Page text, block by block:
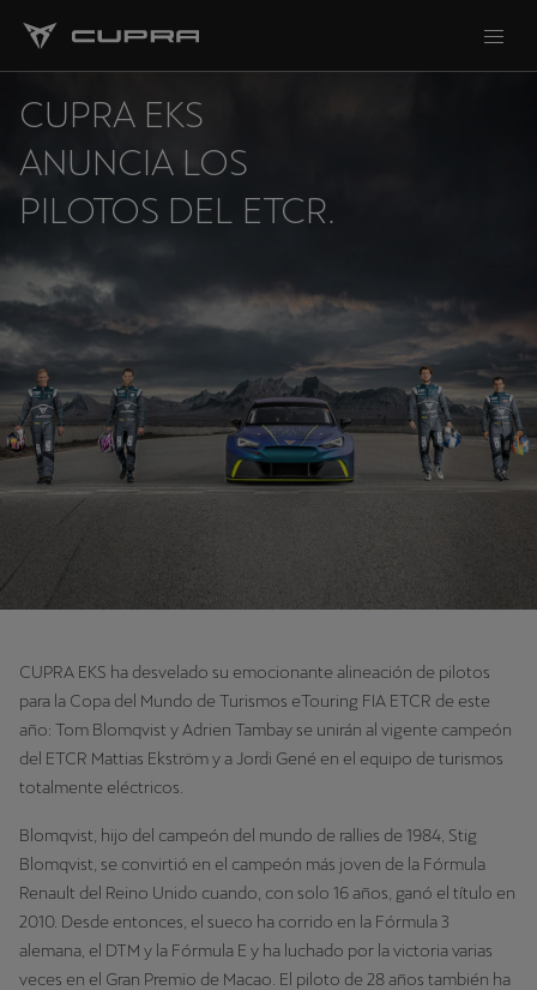
CUPRA EKS
ANUNCIA LOS
PILOTOS DEL ETCR.
CUPRA EKS ha desvelado su emocionante alineación de pilotos
para la Copa del Mundo de Turismos eTouring FIA ETCR de este
año: Tom Blomqvist y Adrien Tambay se unirán al vigente campeón
del ETCR Mattias Ekström y a Jordi Gené en el equipo de turismos
totalmente eléctricos.
Blomqvist, hijo del campeón del mundo de rallies de 1984, Stig
Blomqvist, se convirtió en el campeón más joven de la Fórmula
Renault del Reino Unido cuando, con solo 16 años, ganó el título en
2010. Desde entonces, el sueco ha corrido en la Fórmula 3
alemana, el DTM y la Fórmula E y ha luchado por la victoria varias
veces en el Gran Premio de Macao. El piloto de 28 años también ha